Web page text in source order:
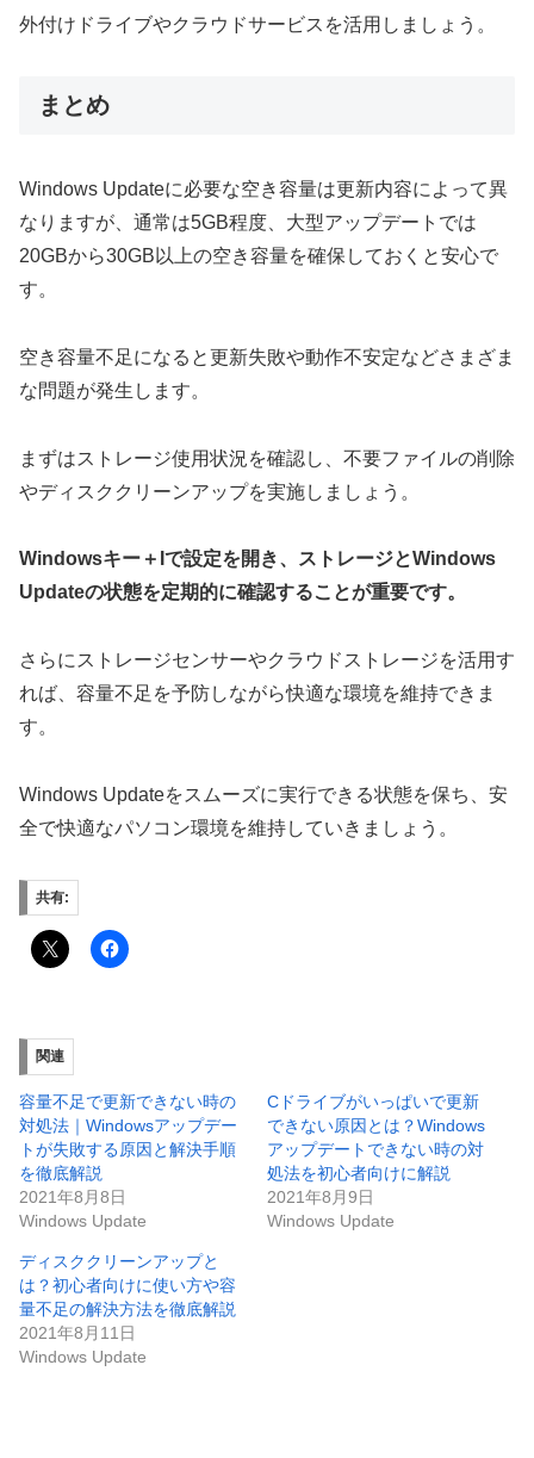
外付けドライブやクラウドサービスを活用しましょう。
まとめ
Windows Updateに必要な空き容量は更新内容によって異
なりますが、通常は5GB程度、大型アップデートでは
20GBから30GB以上の空き容量を確保しておくと安心で
す。
空き容量不足になると更新失敗や動作不安定などさまざま
な問題が発生します。
まずはストレージ使用状況を確認し、不要ファイルの削除
やディスククリーンアップを実施しましょう。
Windowsキー＋Iで設定を開き、ストレージとWindows
Updateの状態を定期的に確認することが重要です。
さらにストレージセンサーやクラウドストレージを活用す
れば、容量不足を予防しながら快適な環境を維持できま
す。
Windows Updateをスムーズに実行できる状態を保ち、安
全で快適なパソコン環境を維持していきましょう。
共有:
関連
容量不足で更新できない時の
対処法｜Windowsアップデー
トが失敗する原因と解決手順
を徹底解説
2021年8月8日
Windows Update
Cドライブがいっぱいで更新
できない原因とは？Windows
アップデートできない時の対
処法を初心者向けに解説
2021年8月9日
Windows Update
ディスククリーンアップと
は？初心者向けに使い方や容
量不足の解決方法を徹底解説
2021年8月11日
Windows Update